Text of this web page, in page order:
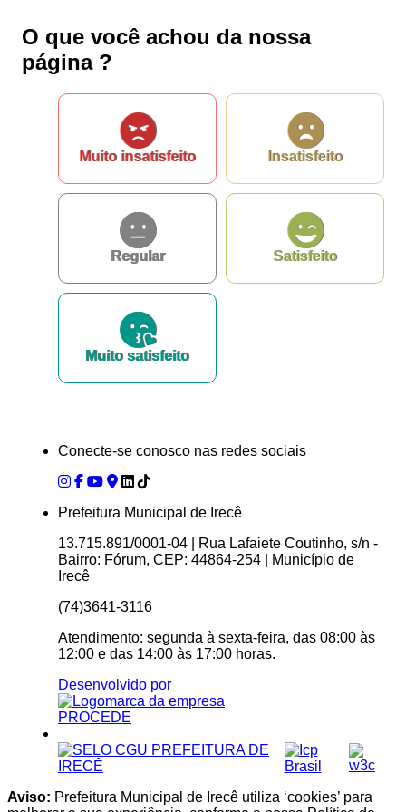
Outros meios de contato
O que você achou da nossa
página ?
Muito insatisfeito Insatisfeito
Regular Satisfeito
Muito satisfeito
Conecte-se conosco nas redes sociais
Prefeitura Municipal de Irecê
13.715.891/0001-04 | Rua Lafaiete Coutinho, s/n -
Bairro: Fórum, CEP: 44864-254 | Município de
Irecê
(74)3641-3116
Atendimento: segunda à sexta-feira, das 08:00 às
12:00 e das 14:00 às 17:00 horas.
Desenvolvido por
Aviso: Prefeitura Municipal de Irecê utiliza ‘cookies’ para